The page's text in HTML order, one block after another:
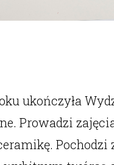
ukończyła
Prowadzi
Pochodzi